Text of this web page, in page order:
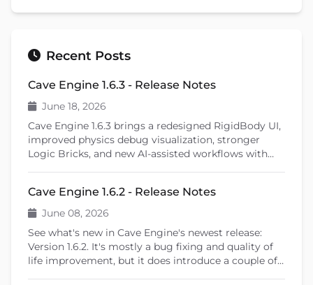
Recent Posts
Cave Engine 1.6.3 - Release Notes
June 18, 2026
Cave Engine 1.6.3 brings a redesigned RigidBody UI,
improved physics debug visualization, stronger
Logic Bricks, and new AI-assisted workflows with
learning tools, and previews upcoming features like
shader editing and ragdoll physics.
Cave Engine 1.6.2 - Release Notes
June 08, 2026
See what's new in Cave Engine's newest release:
Version 1.6.2. It's mostly a bug fixing and quality of
life improvement, but it does introduce a couple of